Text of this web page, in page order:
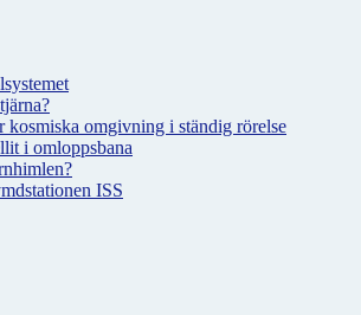
omgivning i ständig rörelse
i omloppsbana
ISS